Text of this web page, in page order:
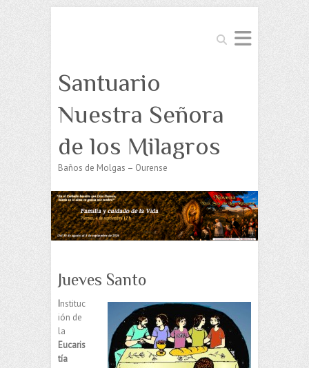
Buscar
Santuario
Nuestra Señora
de los Milagros
Baños de Molgas – Ourense
Jueves Santo
Instituc
ión de
la
Eucaris
tía